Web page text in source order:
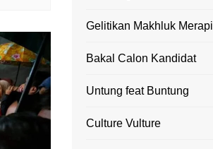
Gelitikan Makhluk Merapi
Bakal Calon Kandidat
Untung feat Buntung
Culture Vulture